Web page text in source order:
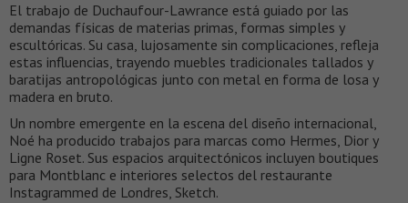
El trabajo de Duchaufour-Lawrance está guiado por las
demandas físicas de materias primas, formas simples y
escultóricas. Su casa, lujosamente sin complicaciones, refleja
estas influencias, trayendo muebles tradicionales tallados y
baratijas antropológicas junto con metal en forma de losa y
madera en bruto.
Un nombre emergente en la escena del diseño internacional,
Noé ha producido trabajos para marcas como Hermes, Dior y
Ligne Roset. Sus espacios arquitectónicos incluyen boutiques
para Montblanc e interiores selectos del restaurante
Instagrammed de Londres, Sketch.